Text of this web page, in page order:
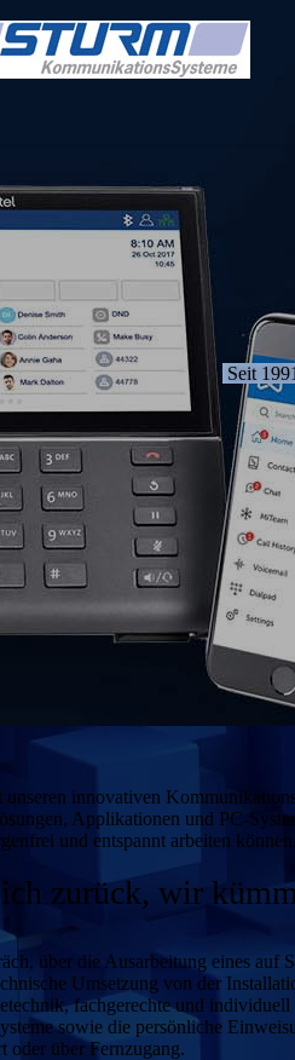
Seit
innovativen
Applikationen und PC-
und entspannt arbeiten können.
zurück, wir
über die Ausarbeitung eines auf
Umsetzung von der
fachgerechte und individuell
sowie die persönliche
oder über Fernzugang.